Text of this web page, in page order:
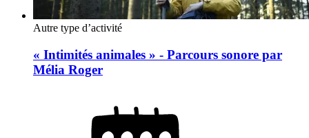
Autre type d’activité
« Intimités animales » - Parcours sonore par
Mélia Roger